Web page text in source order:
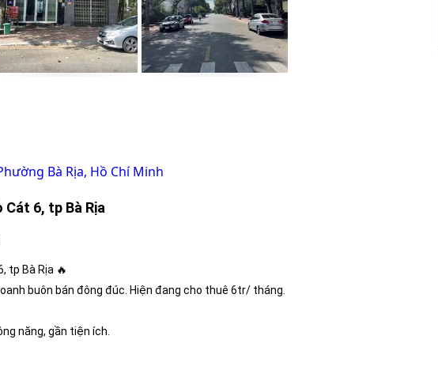
Bà Rịa, Hồ Chí Minh
Cát 6, tp Bà Rịa
tp Bà Rịa 🔥
buôn bán đông đúc. Hiện đang cho thuê 6tr/ tháng.
năng, gần tiện ích.